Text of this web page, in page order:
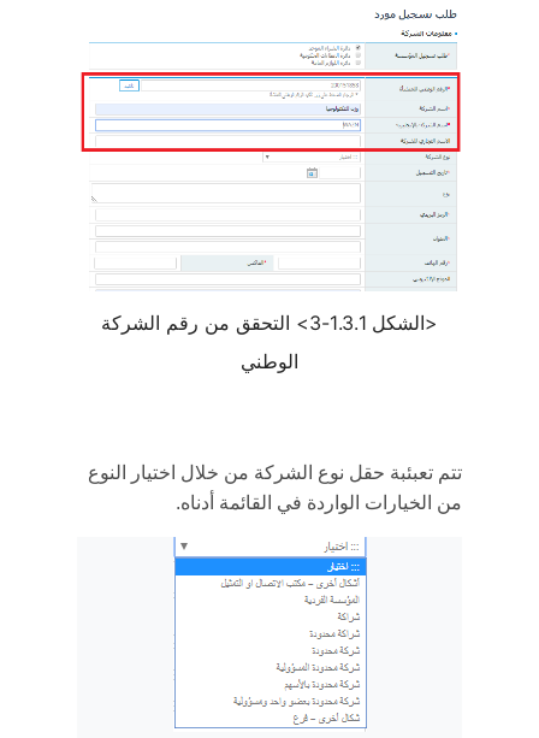
<الشكل 1.3.1-3> التحقق من رقم الشركة
الوطني
تتم تعبئبة حقل نوع الشركة من خلال اختيار النوع
من الخيارات الواردة في القائمة أدناه.